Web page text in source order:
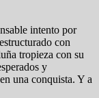
intento por
con
tropieza con su
y
una conquista. Y a